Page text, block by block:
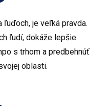
ľuďoch, je veľká pravda.
ľudí, dokáže lepšie
s trhom a predbehnúť
oblasti.